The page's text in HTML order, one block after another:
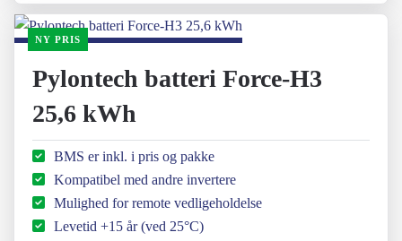
NY PRIS
Pylontech batteri Force-H3
25,6 kWh
BMS er inkl. i pris og pakke
Kompatibel med andre invertere
Mulighed for remote vedligeholdelse
Levetid +15 år (ved 25°C)